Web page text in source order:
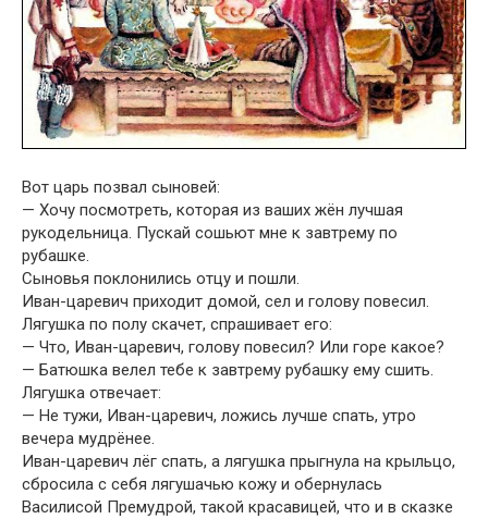
Вот царь позвал сыновей:
— Хочу посмотреть, которая из ваших жён лучшая
рукодельница. Пускай сошьют мне к завтрему по
рубашке.
Сыновья поклонились отцу и пошли.
Иван-царевич приходит домой, сел и голову повесил.
Лягушка по полу скачет, спрашивает его:
— Что, Иван-царевич, голову повесил? Или горе какое?
— Батюшка велел тебе к завтрему рубашку ему сшить.
Лягушка отвечает:
— Не тужи, Иван-царевич, ложись лучше спать, утро
вечера мудрёнее.
Иван-царевич лёг спать, а лягушка прыгнула на крыльцо,
сбросила с себя лягушачью кожу и обернулась
Василисой Премудрой, такой красавицей, что и в сказке